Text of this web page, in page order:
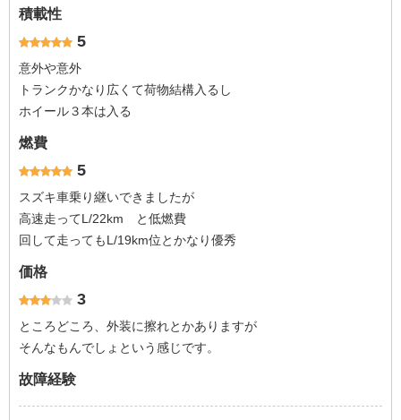
積載性
5
意外や意外
トランクかなり広くて荷物結構入るし
ホイール３本は入る
燃費
5
スズキ車乗り継いできましたが
高速走ってL/22km と低燃費
回して走ってもL/19km位とかなり優秀
価格
3
ところどころ、外装に擦れとかありますが
そんなもんでしょという感じです。
故障経験